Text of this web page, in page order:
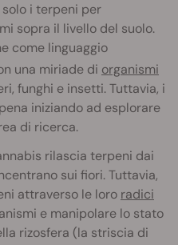
i terpeni per
sopra il livello del suolo.
come linguaggio
una miriade di organismi
funghi e insetti. Tuttavia, i
iniziando ad esplorare
di ricerca.
rilascia terpeni dai
sui fiori. Tuttavia,
attraverso le loro radici
e manipolare lo stato
rizosfera (la striscia di